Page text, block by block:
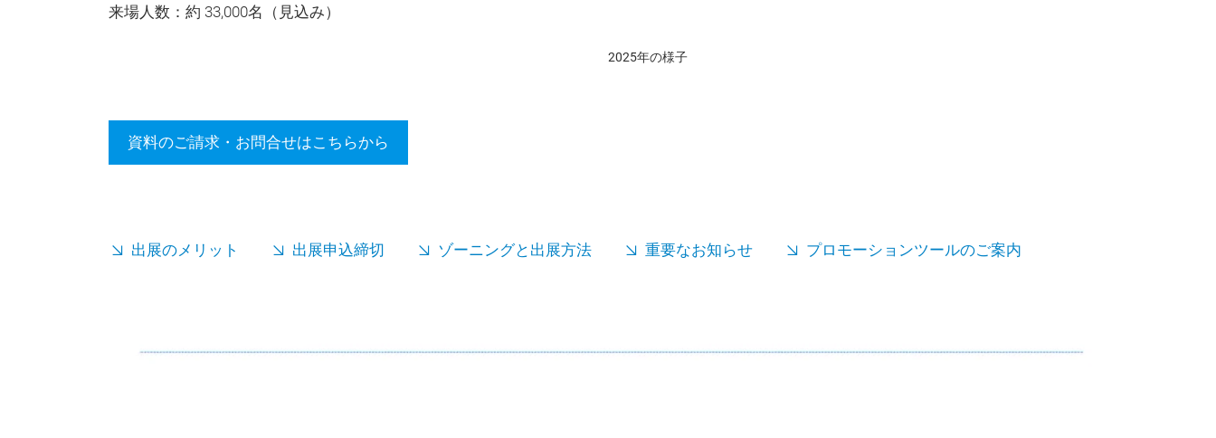
2025年の様子
来場人数：約 33,000名（見込み）
資料のご請求・お問合せはこちらから
出展のメリット 出展申込締切 ゾーニングと出展方法 重要なお知らせ プロモーションツールのご案内